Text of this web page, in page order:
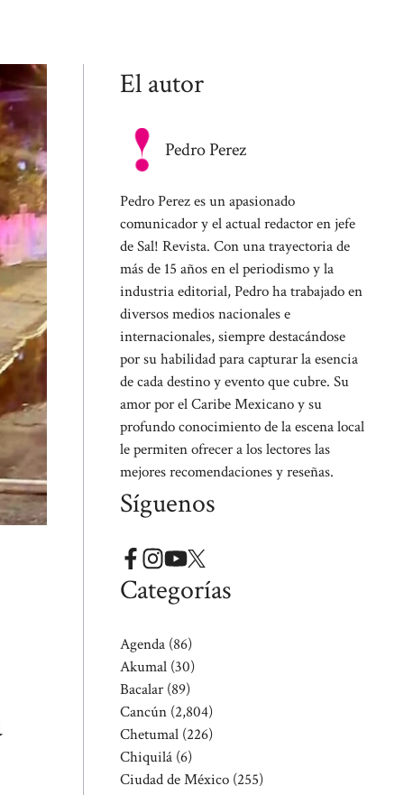
El autor
Pedro Perez
Pedro Perez es un apasionado
comunicador y el actual redactor en jefe
de Sal! Revista. Con una trayectoria de
más de 15 años en el periodismo y la
industria editorial, Pedro ha trabajado en
diversos medios nacionales e
internacionales, siempre destacándose
por su habilidad para capturar la esencia
de cada destino y evento que cubre. Su
amor por el Caribe Mexicano y su
profundo conocimiento de la escena local
le permiten ofrecer a los lectores las
mejores recomendaciones y reseñas.
Síguenos
Categorías
Agenda (86)
Akumal (30)
Bacalar (89)
Cancún (2,804)
Chetumal (226)
Chiquilá (6)
Ciudad de México (255)